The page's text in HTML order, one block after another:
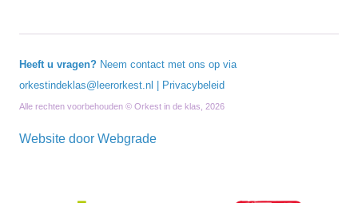
Heeft u vragen? Neem contact met ons op via
orkestindeklas@leerorkest.nl
Privacybeleid
Alle rechten voorbehouden © Orkest in de klas, 2026
Website door Webgrade